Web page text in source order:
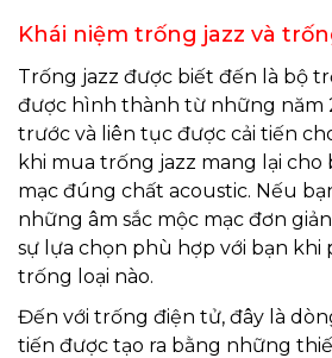
Khái niệm trống jazz và
Trống jazz được biết đến là bộ
được hình thành từ những năm
trước và liên tục được cải tiến
khi mua trống jazz mang lại cho
mạc đúng chất acoustic. Nếu
những âm sắc mộc mạc đơn
sự lựa chọn phù hợp với bạn khi
trống loại nào.
Đến với trống điện tử, đây là
tiến được tạo ra bằng những